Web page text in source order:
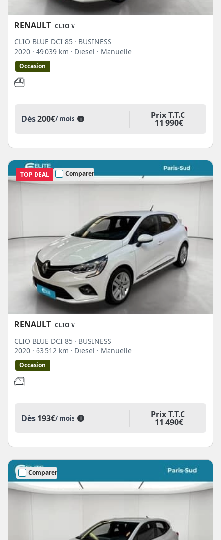
RENAULT CLIO V
CLIO BLUE DCI 85 · BUSINESS
2020 · 49 039 km · Diesel · Manuelle
Occasion
Dès200€/ mois i Prix T.T.C
11 990€
TOP DEAL Comparer
RENAULT CLIO V
CLIO BLUE DCI 85 · BUSINESS
2020 · 63 512 km · Diesel · Manuelle
Occasion
Dès 193€/ mois i Prix T.T.C
11 490€
Comparer